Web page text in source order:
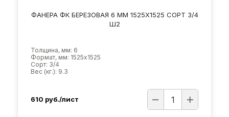
ФАНЕРА ФК БЕРЕЗОВАЯ 6 ММ 1525Х1525 СОРТ 3/4
Ш2
Толщина, мм: 6
Формат, мм: 1525х1525
Сорт: 3/4
Вес (кг.): 9.3
610 руб./лист